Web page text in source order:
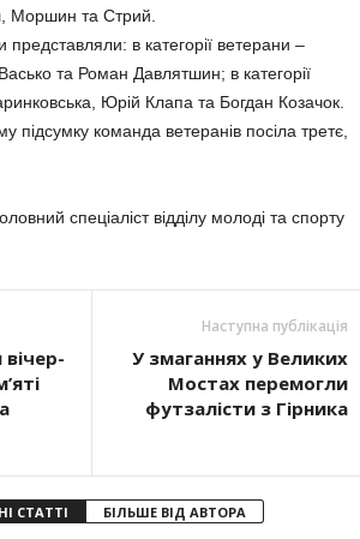
Моршин та Стрий.
в категорії ветерани –
та Роман Давлятшин; в категорії
Юрій Клапа та Богдан Козачок.
підсумку команда ветеранів посіла третє,
спеціаліст відділу молоді та спорту
вічер-
Наступна публікація
У змаганнях у Великих
Мостах перемогли
футзалісти з Гірника
СТАТТІ БІЛЬШЕ ВІД АВТОРА